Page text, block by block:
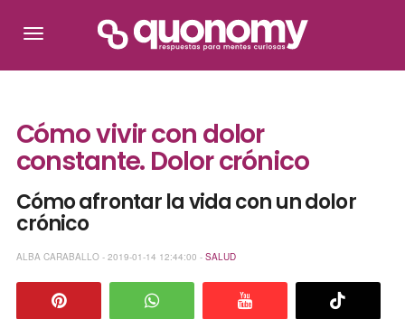
Cómo vivir con dolor
constante. Dolor crónico
Cómo afrontar la vida con un dolor
crónico
ALBA CARABALLO - 2019-01-14 12:44:00 - SALUD